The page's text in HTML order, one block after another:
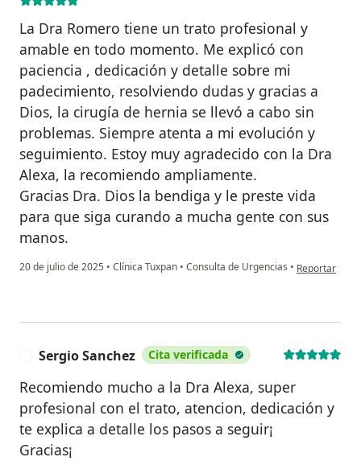
La Dra Romero tiene un trato profesional y
amable en todo momento. Me explicó con
paciencia , dedicación y detalle sobre mi
padecimiento, resolviendo dudas y gracias a
Dios, la cirugía de hernia se llevó a cabo sin
problemas. Siempre atenta a mi evolución y
seguimiento. Estoy muy agradecido con la Dra
Alexa, la recomiendo ampliamente.
Gracias Dra. Dios la bendiga y le preste vida
para que siga curando a mucha gente con sus
manos.
20 de julio de 2025 • Clínica Tuxpan • Consulta de Urgencias • en opinión
Reportar
Sergio Sanchez Cita verificada
Recomiendo mucho a la Dra Alexa, super
profesional con el trato, atencion, dedicación y
te explica a detalle los pasos a seguir¡
Gracias¡